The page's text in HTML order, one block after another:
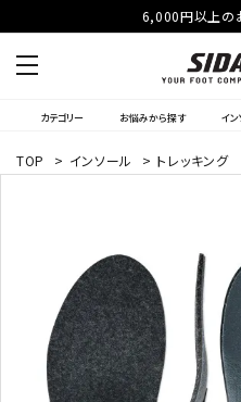
6,000円以上の
カテゴリー お悩みから探す イン
TOP > インソール > トレッキング